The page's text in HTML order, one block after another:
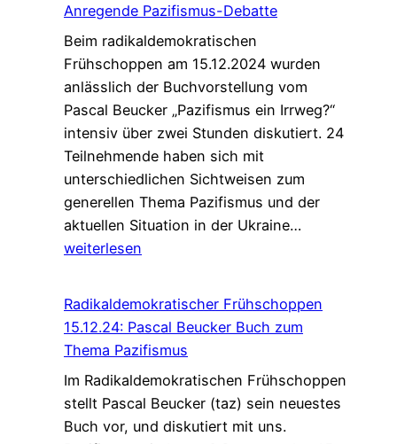
Was
kann
ich
überhaupt
noch
wählen?
Anregende Pazifismus-Debatte
Beim radikaldemokratischen
Frühschoppen am 15.12.2024 wurden
anlässlich der Buchvorstellung vom
Pascal Beucker „Pazifismus ein Irrweg?“
intensiv über zwei Stunden diskutiert. 24
Teilnehmende haben sich mit
unterschiedlichen Sichtweisen zum
generellen Thema Pazifismus und der
aktuellen Situation in der Ukraine…
weiterlesen
Radikaldemokratischer Frühschoppen
15.12.24: Pascal Beucker Buch zum
Thema Pazifismus
Im Radikaldemokratischen Frühschoppen
stellt Pascal Beucker (taz) sein neuestes
Buch vor, und diskutiert mit uns.